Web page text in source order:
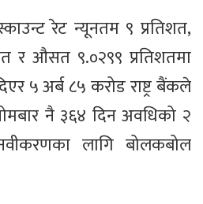
रेट न्यूनतम ९ प्रतिशत,
र औसत ९.०२९९ प्रतिशतमा
५ अर्ब ८५ करोड राष्ट्र बैंकले
नै ३६४ दिन अवधिको २
लागि बोलकबोल